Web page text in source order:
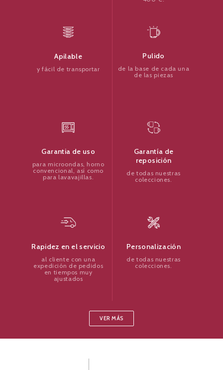
Apilable
y fácil de transportar
Pulido
de la base de cada una
de las piezas
Garantia de uso
para microondas, horno
convencional, así como
para lavavajillas.
Garantía de
reposición
de todas nuestras
colecciones.
Rapidez en el servicio
al cliente con una
expedición de pedidos
en tiempos muy
ajustados
Personalización
de todas nuestras
colecciones.
VER MÁS